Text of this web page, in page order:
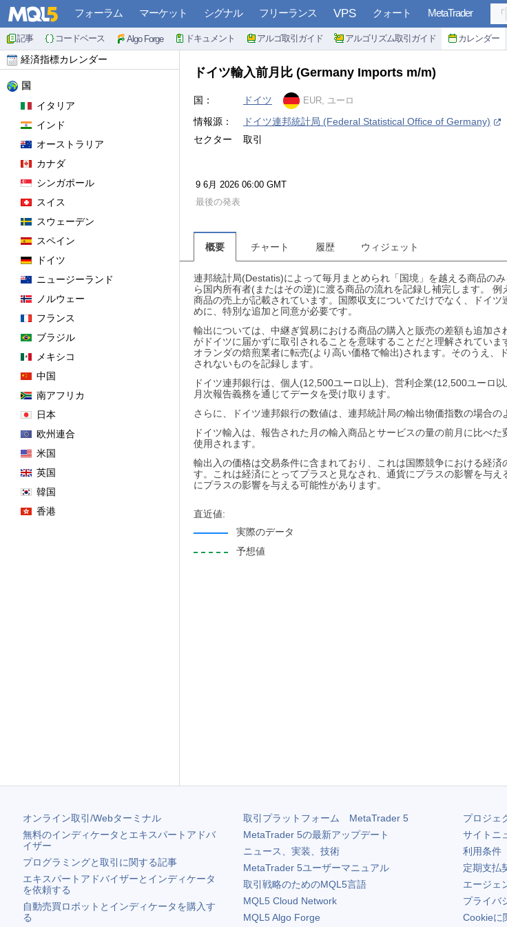
フォーラム マーケット シグナル フリーランス VPS クォート MetaTrader
記事 コードベース Algo Forge ドキュメント アルゴ取引ガイド アルゴリズム取引ガイド カレンダー
「
経済指標カレンダー
国
イタリア
インド
オーストラリア
カナダ
シンガポール
スイス
スウェーデン
スペイン
ドイツ
ニュージーランド
ノルウェー
フランス
ブラジル
メキシコ
中国
南アフリカ
日本
欧州連合
米国
英国
韓国
香港
ドイツ輸入前月比 (Germany Imports m/m)
国： ドイツ EUR, ユーロ
情報源：
ドイツ連邦統計局 (Federal Statistical Office of Germany)
セクター
取引
9 6月 2026 06:00 GMT
最後の発表
概要 チャート 履歴 ウィジェット
連邦統計局(Destatis)によって毎月まとめられ「国境」を越える商品の
ら国内所有者(またはその逆)に渡る商品の流れを記録し補完します。
商品の売上が記載されています。国際収支についてだけでなく、ドイ
めに、特別な追加と同意が必要です。
輸出については、中継ぎ貿易における商品の購入と販売の差額も追加
がドイツに届かずに取引されることを意味することだと理解されてい
オランダの焙煎業者に転売(より高い価格で輸出)されます。そのうえ
されないものを記録します。
ドイツ連邦銀行は、個人(12,500ユーロ以上)、営利企業(12,500ユーロ
月次報告義務を通じてデータを受け取ります。
さらに、ドイツ連邦銀行の数値は、連邦統計局の輸出物価指数の場合
ドイツ輸入は、報告された月の輸入商品とサービスの量の前月に比べ
使用されます。
輸出入の価格は交易条件に含まれており、これは国際競争における経
す。これは経済にとってプラスと見なされ、通貨にプラスの影響を与
にプラスの影響を与える可能性があります。
直近値:
実際のデータ
予想値
オンライン取引/Webターミナル
無料のインディケータとエキスパートアドバ
イザー
プログラミングと取引に関する記事
エキスパートアドバイザーとインディケータ
を依頼する
自動売買ロボットとインディケータを購入す
る
取引プラットフォーム MetaTrader 5
MetaTrader 5の最新アップデート
ニュース、実装、技術
MetaTrader 5ユーザーマニュアル
取引戦略のためのMQL5言語
MQL5 Cloud Network
MQL5 Algo Forge
プロジェ
サイトニ
利用条件
定期支払
エージェ
プライバ
Cookieに